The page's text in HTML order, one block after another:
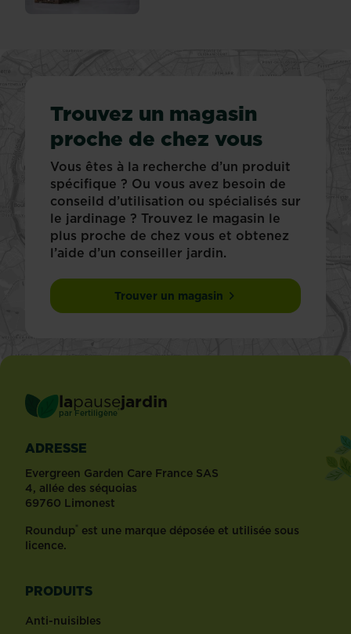
Trouvez un magasin
proche de chez vous
Vous êtes à la recherche d’un produit
spécifique ? Ou vous avez besoin de
conseild d’utilisation ou spécialisés sur
le jardinage ? Trouvez le magasin le
plus proche de chez vous et obtenez
l’aide d’un conseiller jardin.
Trouver un magasin
lapausejardin
par Fertiligène ®
ADRESSE
Evergreen Garden Care France SAS
4, allée des séquoias
69760 Limonest
Roundup® est une marque déposée et utilisée sous
licence.
PRODUITS
Anti-nuisibles